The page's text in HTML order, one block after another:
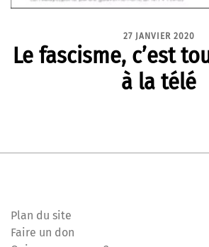
27 JANVIER 2020
Le fascisme, c’est
à la télé
Plan du site
Faire un don